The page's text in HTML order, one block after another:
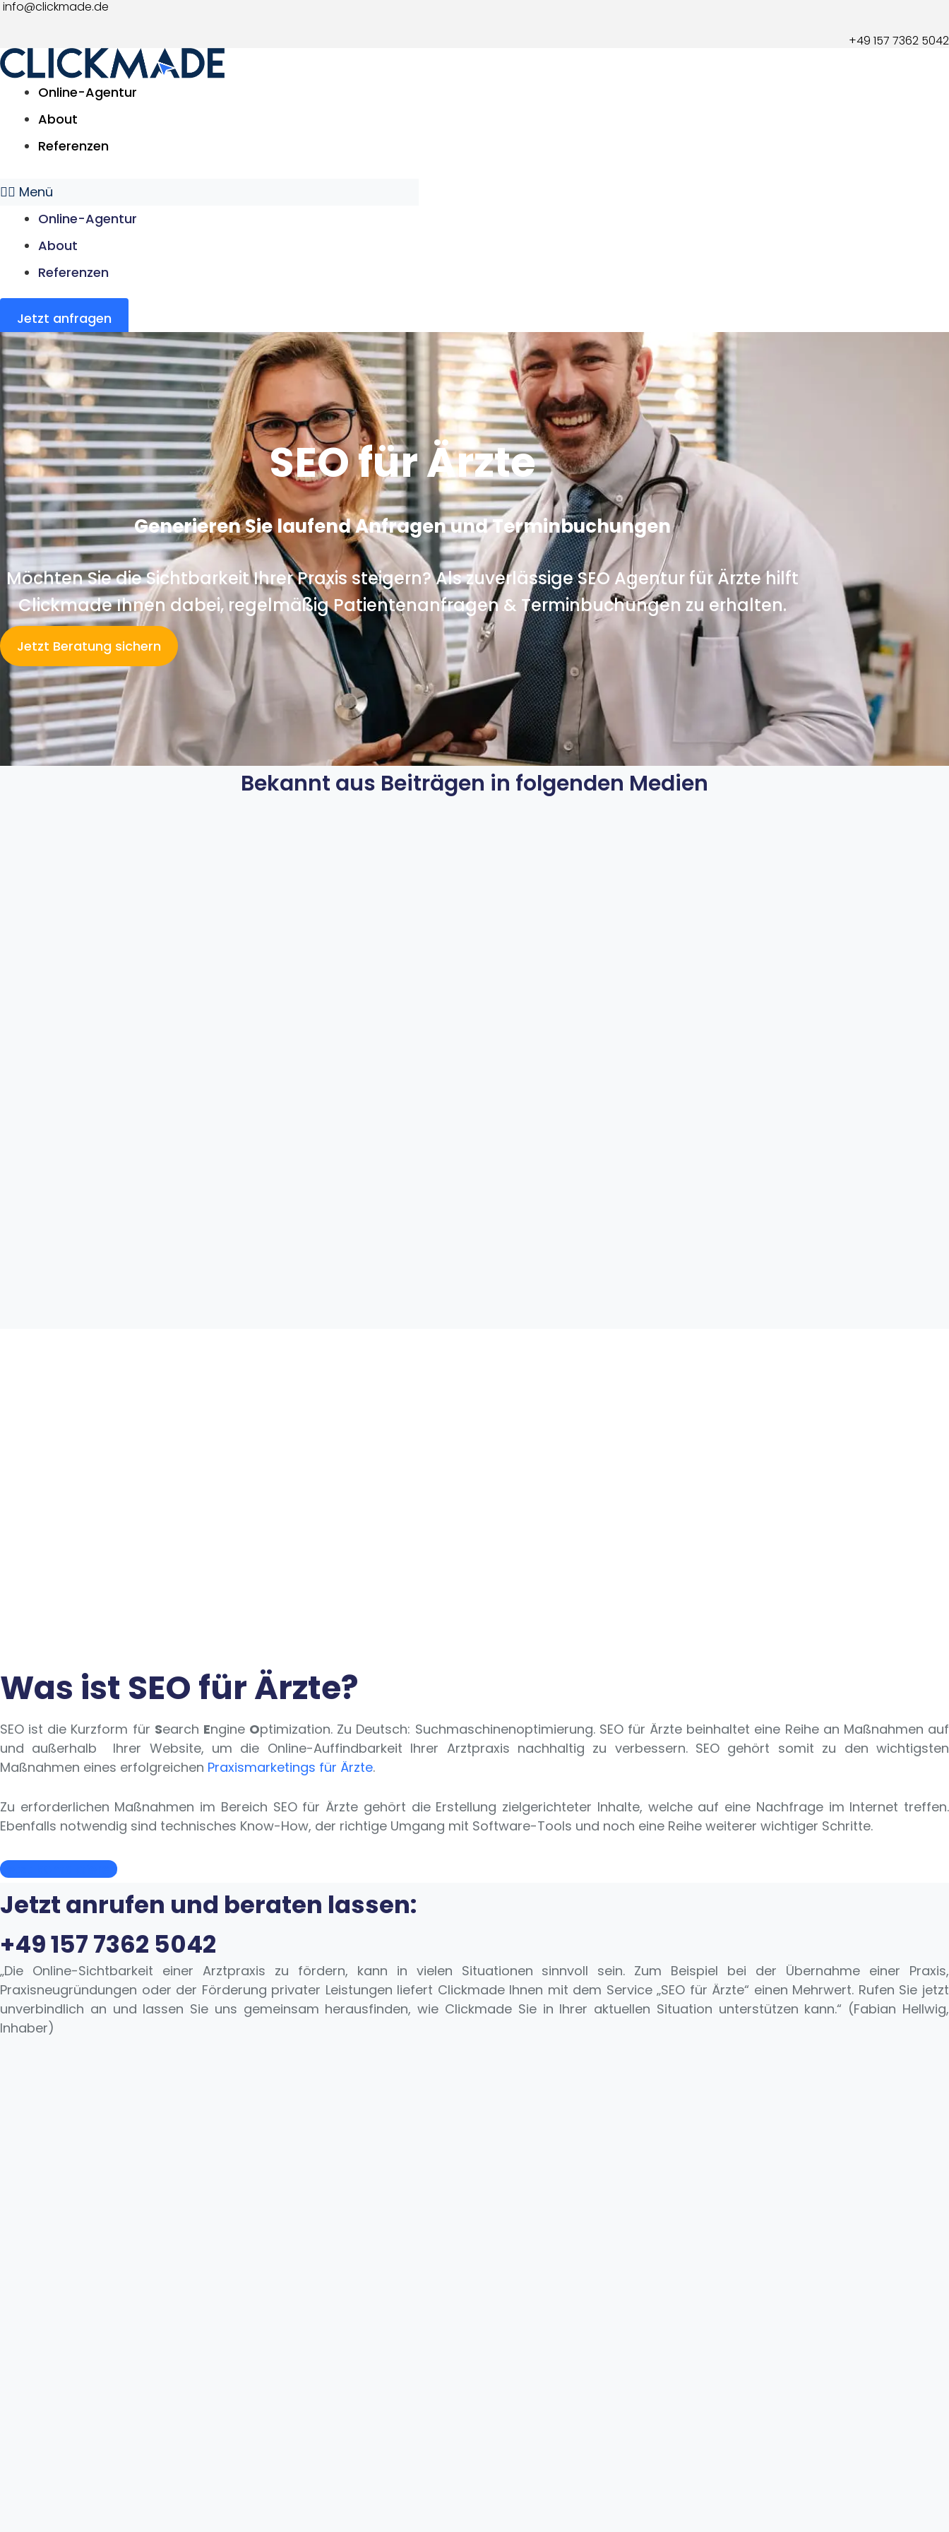
Zum
springen
info@clickmade.de
+49 157 7362 5042
Online-Agentur
About
Referenzen
Menü
Online-Agentur
About
Referenzen
Jetzt anfragen
SEO für Ärzte
Generieren Sie laufend Anfragen und Terminbuchungen
Möchten Sie die Sichtbarkeit Ihrer Praxis steigern? Als zuverlässige SEO Agentur für Ärzte hilft
Clickmade Ihnen dabei, regelmäßig Patientenanfragen & Terminbuchungen zu erhalten.
Jetzt Beratung sichern
Bekannt aus Beiträgen in folgenden Medien
Was ist SEO für Ärzte?
SEO ist die Kurzform für Search Engine Optimization. Zu Deutsch: Suchmaschinenoptimierung. SEO für Ärzte beinhaltet eine Reihe an Maßnahmen auf
und außerhalb Ihrer Website, um die Online-Auffindbarkeit Ihrer Arztpraxis nachhaltig zu verbessern. SEO gehört somit zu den wichtigsten
Maßnahmen eines erfolgreichen Praxismarketings für Ärzte.
Zu erforderlichen Maßnahmen im Bereich SEO für Ärzte gehört die Erstellung zielgerichteter Inhalte, welche auf eine Nachfrage im Internet treffen.
Ebenfalls notwendig sind technisches Know-How, der richtige Umgang mit Software-Tools und noch eine Reihe weiterer wichtiger Schritte.
Jetzt kontaktieren
Jetzt anrufen und beraten lassen:
+49 157 7362 5042
„Die Online-Sichtbarkeit einer Arztpraxis zu fördern, kann in vielen Situationen sinnvoll sein. Zum Beispiel bei der Übernahme einer Praxis,
Praxisneugründungen oder der Förderung privater Leistungen liefert Clickmade Ihnen mit dem Service „SEO für Ärzte“ einen Mehrwert. Rufen Sie jetzt
unverbindlich an und lassen Sie uns gemeinsam herausfinden, wie Clickmade Sie in Ihrer aktuellen Situation unterstützen kann.“ (Fabian Hellwig,
Inhaber)